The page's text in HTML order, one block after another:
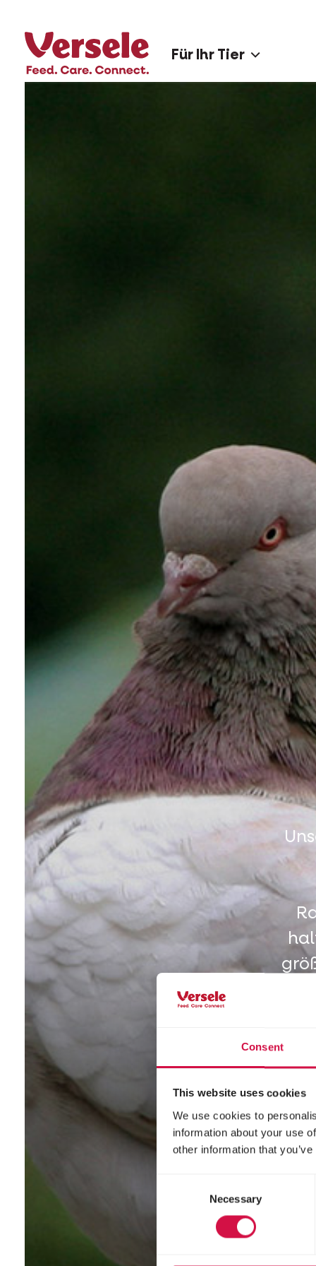
Consent
This website uses cookies
We use cookies to
information about your use
other information that
Necessary
Für Ihr Tier